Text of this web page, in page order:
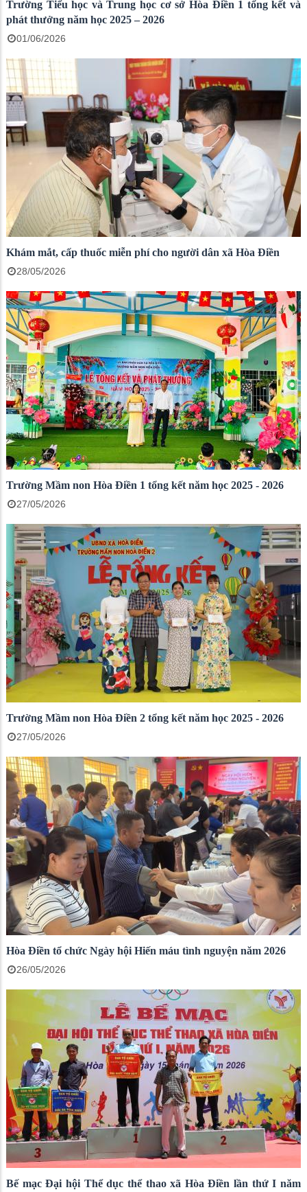
Trường Tiểu học và Trung học cơ sở Hòa Điền 1 tổng kết và
phát thưởng năm học 2025 – 2026
01/06/2026
Khám mắt, cấp thuốc miễn phí cho người dân xã Hòa Điền
28/05/2026
Trường Mầm non Hòa Điền 1 tổng kết năm học 2025 - 2026
27/05/2026
Trường Mầm non Hòa Điền 2 tổng kết năm học 2025 - 2026
27/05/2026
Hòa Điền tổ chức Ngày hội Hiến máu tình nguyện năm 2026
26/05/2026
Bế mạc Đại hội Thể dục thể thao xã Hòa Điền lần thứ I năm